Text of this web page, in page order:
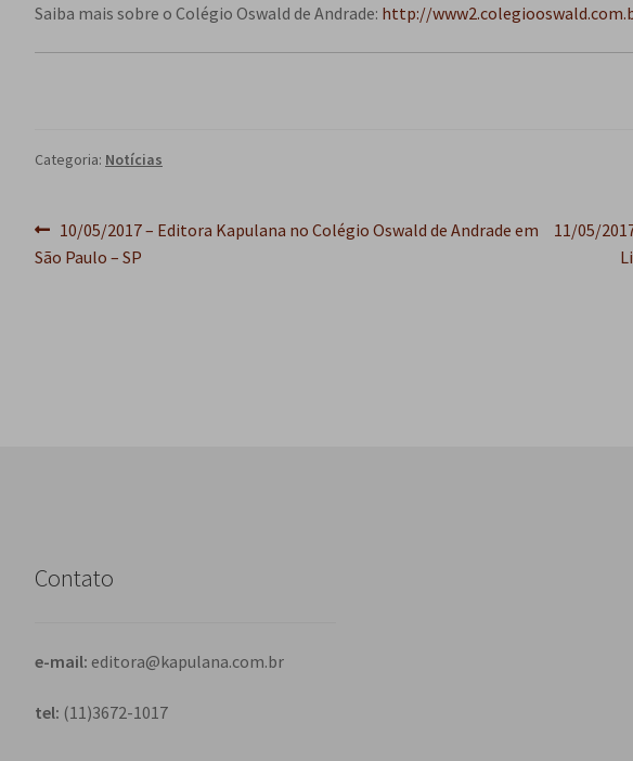
Saiba mais sobre o Colégio Oswald de Andrade: http://
Categoria: Notícias
Navegação
de
Post
anterior:
10/05/2017 – Editora Kapulana no Colégio Oswald de Andrade em
São Paulo – SP
Próximo
11/05/
Contato
e-mail: editora@kapulana.com.br
tel: (11)3672-1017